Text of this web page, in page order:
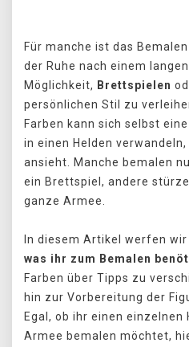
Für manche ist das
der Ruhe nach einem
Möglichkeit, Brettspielen
persönlichen Stil zu
Farben kann sich selbst
in einen Helden
ansieht. Manche bemalen
ein Brettspiel, andere
ganze Armee.
In diesem Artikel werfen
was ihr zum Bemalen
Farben über Tipps zu
hin zur Vorbereitung der
Egal, ob ihr einen einzelnen
Armee bemalen möchtet,